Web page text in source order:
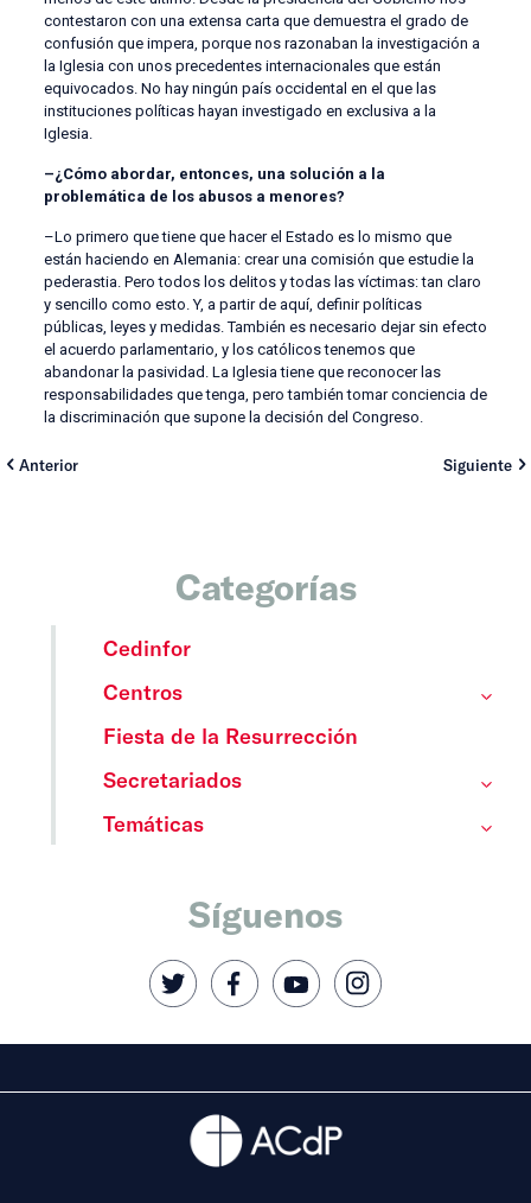
contestaron con una extensa carta que demuestra el grado de
confusión que impera, porque nos razonaban la investigación a
la Iglesia con unos precedentes internacionales que están
equivocados. No hay ningún país occidental en el que las
instituciones políticas hayan investigado en exclusiva a la
Iglesia.
–¿Cómo abordar, entonces, una solución a la
problemática de los abusos a menores?
–Lo primero que tiene que hacer el Estado es lo mismo que
están haciendo en Alemania: crear una comisión que estudie la
pederastia. Pero todos los delitos y todas las víctimas: tan claro
y sencillo como esto. Y, a partir de aquí, definir políticas
públicas, leyes y medidas. También es necesario dejar sin efecto
el acuerdo parlamentario, y los católicos tenemos que
abandonar la pasividad. La Iglesia tiene que reconocer las
responsabilidades que tenga, pero también tomar conciencia de
la discriminación que supone la decisión del Congreso.
Anterior Siguiente
Categorías
Cedinfor
Centros
Fiesta de la Resurrección
Secretariados
Temáticas
Síguenos